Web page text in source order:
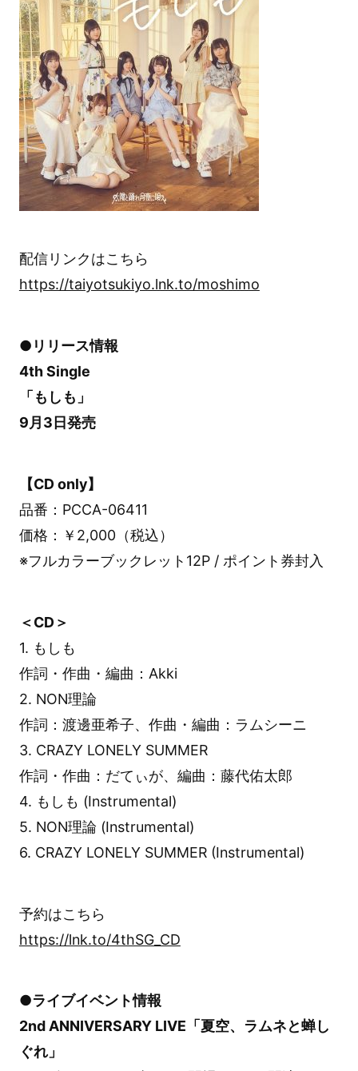
配信リンクはこちら
https://taiyotsukiyo.lnk.to/moshimo
●リリース情報
4th Single
「もしも」
9月3日発売
【CD only】
品番：PCCA-06411
価格：￥2,000（税込）
※フルカラーブックレット12P / ポイント券封入
＜CD＞
1. もしも
作詞・作曲・編曲：Akki
2. NON理論
作詞：渡邊亜希子、作曲・編曲：ラムシーニ
3. CRAZY LONELY SUMMER
作詞・作曲：だてぃが、編曲：藤代佑太郎
4. もしも (Instrumental)
5. NON理論 (Instrumental)
6. CRAZY LONELY SUMMER (Instrumental)
予約はこちら
https://lnk.to/4thSG_CD
●ライブイベント情報
2nd ANNIVERSARY LIVE「夏空、ラムネと蝉し
ぐれ」